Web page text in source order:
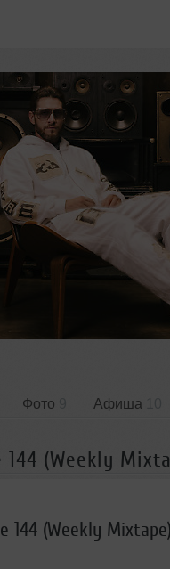
Фото Афиша
(Weekly
144 (Weekly Mixtape)